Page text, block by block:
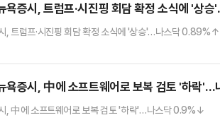
욕증시, 트럼프·시진핑 회담 확정 소식에 '
, 트럼프·시진핑 회담 확정 소식에 '상승'…나스닥 0.89%↑
욕증시, 中에 소프트웨어로 보복 검토 '하락
, 中에 소프트웨어로 보복 검토 '하락'…나스닥 0.9%↓